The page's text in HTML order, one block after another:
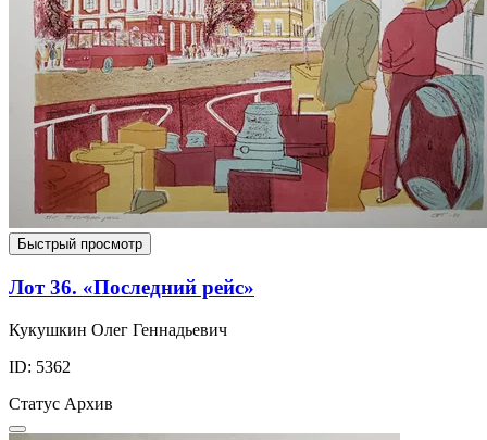
Быстрый просмотр
Лот 36. «Последний рейс»
Кукушкин Олег Геннадьевич
ID: 5362
Статус Архив